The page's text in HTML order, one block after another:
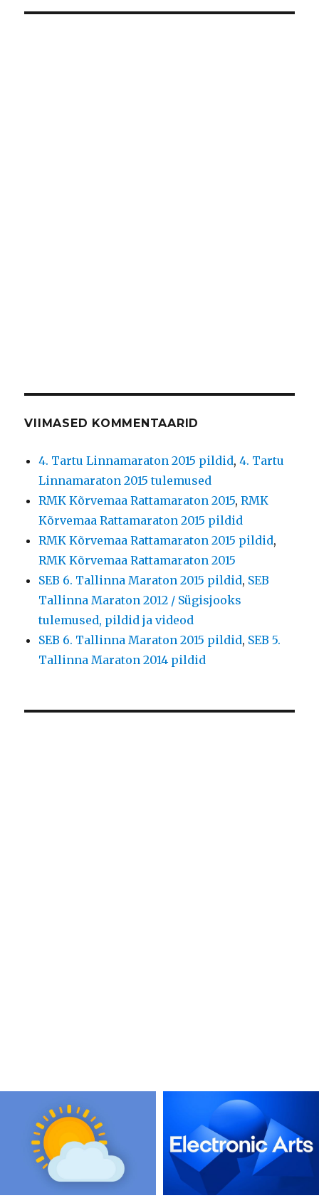
VIIMASED KOMMENTAARID
4. Tartu Linnamaraton 2015 pildid,4. Tartu
Linnamaraton 2015 tulemused
RMK Kõrvemaa Rattamaraton 2015,RMK
Kõrvemaa Rattamaraton 2015 pildid
RMK Kõrvemaa Rattamaraton 2015 pildid,
RMK Kõrvemaa Rattamaraton 2015
SEB 6. Tallinna Maraton 2015 pildid, SEB
Tallinna Maraton 2012 / Sügisjooks
tulemused, pildid ja videod
SEB 6. Tallinna Maraton 2015 pildid, SEB 5.
Tallinna Maraton 2014 pildid